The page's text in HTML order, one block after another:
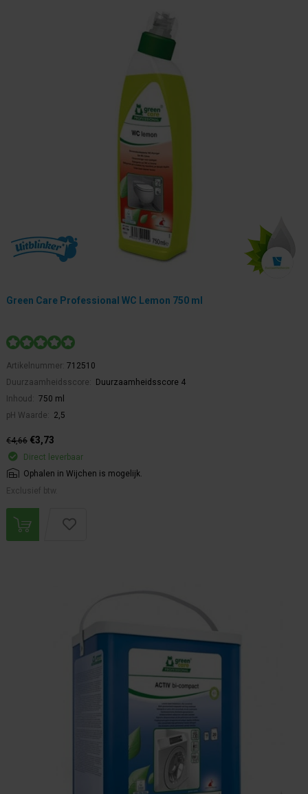
Green Care Professional WC Lemon 750 ml
Artikelnummer: 712510
Duurzaamheidsscore:
Duurzaamheidsscore 4
Inhoud:
750 ml
pH Waarde:
2,5
€4,66 €3,73
Direct leverbaar
Ophalen in Wijchen is mogelijk.
Exclusief btw.